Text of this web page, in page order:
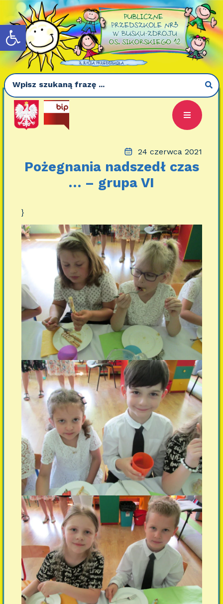
Otwórz pasek narzędzi
24 czerwca 2021
Pożegnania nadszedł czas
… – grupa VI
}